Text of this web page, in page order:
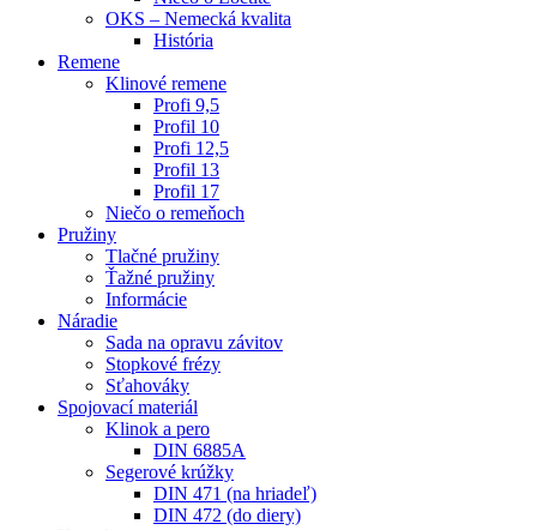
OKS – Nemecká kvalita
História
Remene
Klinové remene
Profi 9,5
Profil 10
Profi 12,5
Profil 13
Profil 17
Niečo o remeňoch
Pružiny
Tlačné pružiny
Ťažné pružiny
Informácie
Náradie
Sada na opravu závitov
Stopkové frézy
Sťahováky
Spojovací materiál
Klinok a pero
DIN 6885A
Segerové krúžky
DIN 471 (na hriadeľ)
DIN 472 (do diery)